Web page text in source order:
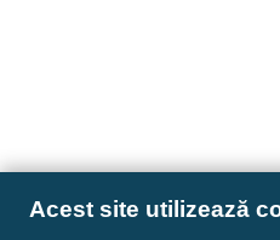
Acest site utilizează